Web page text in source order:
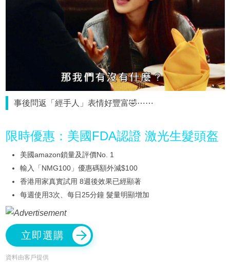
事後問返「經手人」表情好豐富🤣⋯⋯
限時優惠：美國FDA認證 激光生髮頭盔
美國amazon鎖量及評價No. 1
輸入「NMG100」優惠碼額外減$100
香港用家真實試用 8週後效果已經顯著
每週使用3次、每日25分鐘 髮量明顯增加
立即選購
資料由客戶提供